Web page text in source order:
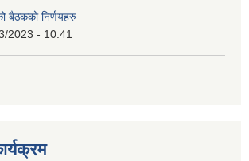
बैठकको निर्णयहरु
2023 - 10:41